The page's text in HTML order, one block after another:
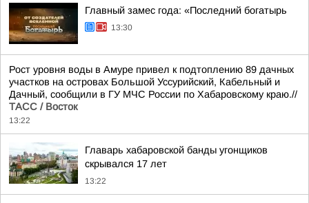
Главный замес года: «Последний богатырь
13:30
Рост уровня воды в Амуре привел к подтоплению 89 дачных
участков на островах Большой Уссурийский, Кабельный и
Дачный, сообщили в ГУ МЧС России по Хабаровскому краю.//
ТАСС / Восток
13:22
Главарь хабаровской банды угонщиков
скрывался 17 лет
13:22